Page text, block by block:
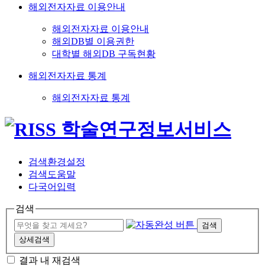
해외전자자료 이용안내
해외전자자료 이용안내
해외DB별 이용권한
대학별 해외DB 구독현황
해외전자자료 통계
해외전자자료 통계
검색환경설정
검색도움말
다국어입력
검색
검색
상세검색
결과 내 재검색